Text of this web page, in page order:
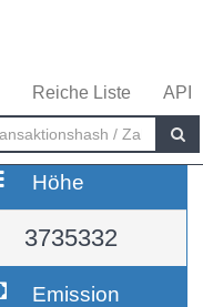
Reiche Liste API
Höhe
3735332
Emission